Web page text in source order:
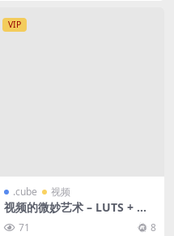
VIP
.cube 视频
视频的微妙艺术 – LUTS + 色
彩分级迷你课程（中文字幕）
71 8